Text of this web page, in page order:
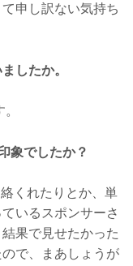
申し訳ない気持ち
したか。
象でしたか？
くれたりとか、単
いるスポンサーさ
果で見せたかった
で、まあしょうが